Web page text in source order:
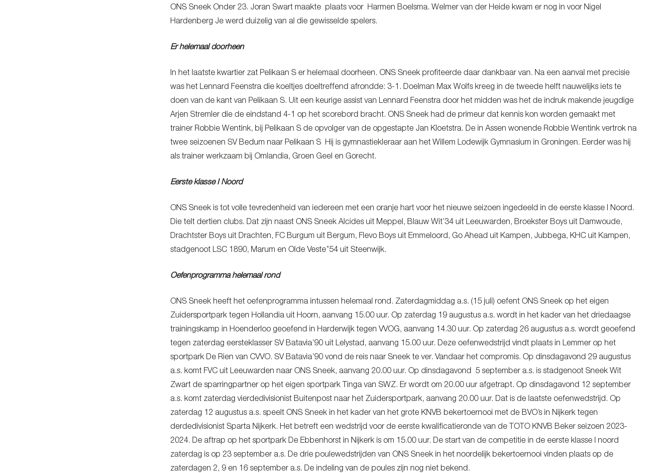
ONS Sneek Onder 23. Joran Swart maakte plaats voor Harmen Boelsma. Welmer van der Heide kwam er nog in voor Nigel
Hardenberg Je werd duizelig van al die gewisselde spelers.
Er helemaal doorheen
In het laatste kwartier zat Pelikaan S er helemaal doorheen. ONS Sneek profiteerde daar dankbaar van. Na een aanval met precisie
was het Lennard Feenstra die koeltjes doeltreffend afrondde: 3-1. Doelman Max Wolfs kreeg in de tweede helft nauwelijks iets te
doen van de kant van Pelikaan S. Uit een keurige assist van Lennard Feenstra door het midden was het de indruk makende jeugdige
Arjen Stremler die de eindstand 4-1 op het scorebord bracht. ONS Sneek had de primeur dat kennis kon worden gemaakt met
trainer Robbie Wentink, bij Pelikaan S de opvolger van de opgestapte Jan Kloetstra. De in Assen wonende Robbie Wentink vertrok na
twee seizoenen SV Bedum naar Pelikaan S Hij is gymnastiekleraar aan het Willem Lodewijk Gymnasium in Groningen. Eerder was hij
als trainer werkzaam bij Omlandia, Groen Geel en Gorecht.
Eerste klasse I Noord
ONS Sneek is tot volle tevredenheid van iedereen met een oranje hart voor het nieuwe seizoen ingedeeld in de eerste klasse I Noord.
Die telt dertien clubs. Dat zijn naast ONS Sneek Alcides uit Meppel, Blauw Wit’34 uit Leeuwarden, Broekster Boys uit Damwoude,
Drachtster Boys uit Drachten, FC Burgum uit Bergum, Flevo Boys uit Emmeloord, Go Ahead uit Kampen, Jubbega, KHC uit Kampen,
stadgenoot LSC 1890, Marum en Olde Veste’’54 uit Steenwijk.
Oefenprogramma helemaal rond
ONS Sneek heeft het oefenprogramma intussen helemaal rond. Zaterdagmiddag a.s. (15 juli) oefent ONS Sneek op het eigen
Zuidersportpark tegen Hollandia uit Hoorn, aanvang 15.00 uur. Op zaterdag 19 augustus a.s. wordt in het kader van het driedaagse
trainingskamp in Hoenderloo geoefend in Harderwijk tegen VVOG, aanvang 14.30 uur. Op zaterdag 26 augustus a.s. wordt geoefend
tegen zaterdag eersteklasser SV Batavia’90 uit Lelystad, aanvang 15.00 uur. Deze oefenwedstrijd vindt plaats in Lemmer op het
sportpark De Rien van CVVO. SV Batavia’90 vond de reis naar Sneek te ver. Vandaar het compromis. Op dinsdagavond 29 augustus
a.s. komt FVC uit Leeuwarden naar ONS Sneek, aanvang 20.00 uur. Op dinsdagavond 5 september a.s. is stadgenoot Sneek Wit
Zwart de sparringpartner op het eigen sportpark Tinga van SWZ. Er wordt om 20.00 uur afgetrapt. Op dinsdagavond 12 september
a.s. komt zaterdag vierdedivisionist Buitenpost naar het Zuidersportpark, aanvang 20.00 uur. Dat is de laatste oefenwedstrijd. Op
zaterdag 12 augustus a.s. speelt ONS Sneek in het kader van het grote KNVB bekertoernooi met de BVO’s in Nijkerk tegen
derdedivisionist Sparta Nijkerk. Het betreft een wedstrijd voor de eerste kwalificatieronde van de TOTO KNVB Beker seizoen 2023-
2024. De aftrap op het sportpark De Ebbenhorst in Nijkerk is om 15.00 uur. De start van de competitie in de eerste klasse I noord
zaterdag is op 23 september a.s. De drie poulewedstrijden van ONS Sneek in het noordelijk bekertoernooi vinden plaats op de
zaterdagen 2, 9 en 16 september a.s. De indeling van de poules zijn nog niet bekend.